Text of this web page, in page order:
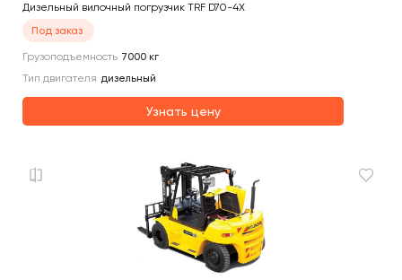
Дизельный вилочный погрузчик TRF D70-4X
Под заказ
Грузоподъемность 7000 кг
Тип двигателя дизельный
Узнать цену